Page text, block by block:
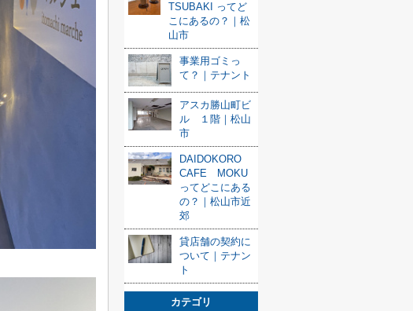
TSUBAKI ってど
こにあるの？｜松
山市
事業用ゴミっ
て？｜テナント
アスカ勝山町ビ
ル １階｜松山
市
DAIDOKORO
CAFE MOKU
ってどこにある
の？｜松山市近
郊
貸店舗の契約に
ついて｜テナン
ト
カテゴリ